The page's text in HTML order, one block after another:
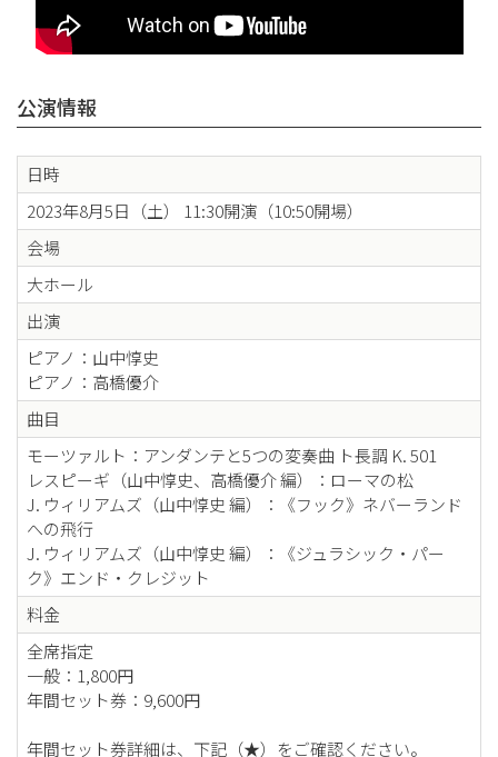
公演情報
日時
2023年8月5日（土） 11:30開演（10:50開場）
会場
大ホール
出演
ピアノ：山中惇史
ピアノ：高橋優介
曲目
モーツァルト：アンダンテと5つの変奏曲 ト長調 K. 501
レスピーギ（山中惇史、高橋優介 編）：ローマの松
J. ウィリアムズ（山中惇史 編）：《フック》ネバーランド
への飛行
J. ウィリアムズ（山中惇史 編）：《ジュラシック・パー
ク》エンド・クレジット
料金
全席指定
一般：1,800円
年間セット券：9,600円
年間セット券詳細は、下記（★）をご確認ください。